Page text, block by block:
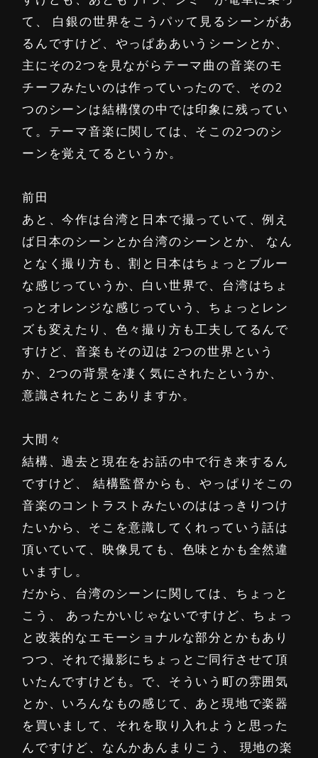
て、 白銀の世界をこうパッて見るシーンがあ
るんですけど、やっぱああいうシーンとか、
主にその2つを見ながらテーマ曲の音楽のモ
チーフみたいのは作っていったので、その2
つのシーンは結構僕の中では印象に残ってい
て。テーマ音楽に関しては、そこの2つのシ
ーンを覚えてるというか。
前田
あと、今作は台湾と日本で撮っていて、例え
ば日本のシーンとか台湾のシーンとか、 なん
となく撮り方も、割と日本はちょっとブルー
な感じっていうか、白い世界で、台湾はちょ
っとオレンジな感じっていう、ちょっとレン
ズも変えたり、色々撮り方も工夫してるんで
すけど、音楽もその辺は 2つの世界という
か、2つの背景を凄く気にされたというか、
意識されたとこありますか。
大間々
結構、過去と現在をお話の中で行き来するん
ですけど、 結構監督からも、やっぱりそこの
音楽のコントラストみたいのははっきりつけ
たいから、そこを意識してくれっていう話は
頂いていて、映像見ても、色味とかも全然違
いますし。
だから、台湾のシーンに関しては、ちょっと
こう、 あったかいじゃないですけど、ちょっ
と改装的なエモーショナルな部分とかもあり
つつ、それで撮影にちょっとご同行させて頂
いたんですけども。で、そういう町の雰囲気
とか、いろんなもの感じて、あと現地で楽器
を買いまして、それを取り入れようと思った
んですけど、なんかあんまりこう、 現地の楽